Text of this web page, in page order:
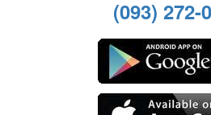
(093) 272-